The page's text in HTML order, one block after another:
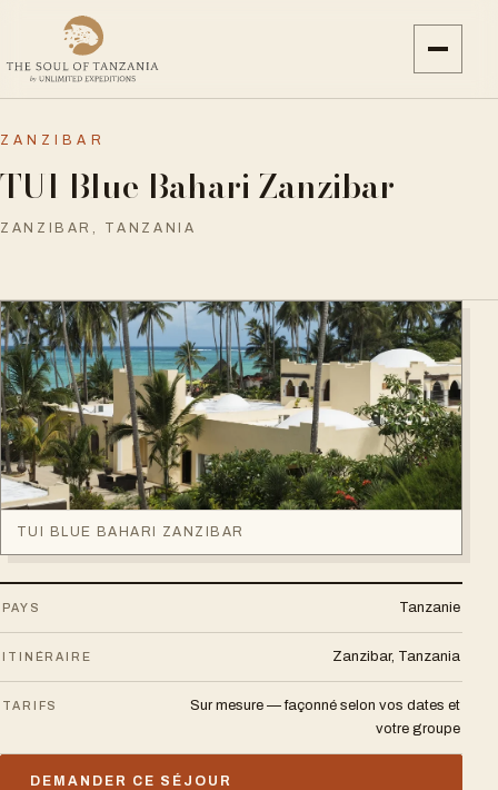
ZANZIBAR
TUI Blue Bahari Zanzibar
ZANZIBAR, TANZANIA
TUI BLUE BAHARI ZANZIBAR
PAYS Tanzanie
ITINÉRAIRE Zanzibar, Tanzania
TARIFS
Sur mesure — façonné selon vos dates et
votre groupe
DEMANDER CE SÉJOUR